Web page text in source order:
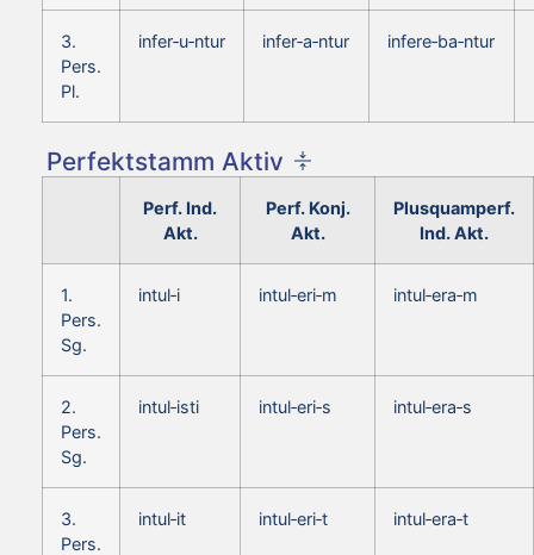
3.
Pers.
Pl.
infer‑u‑ntur infer‑a‑ntur infere‑ba‑ntur
Perfektstamm Aktiv
Perf. Ind.
Akt.
Perf. Konj.
Akt.
Plusquamperf.
Ind. Akt.
1.
Pers.
Sg.
intul‑i intul‑eri‑m intul‑era‑m
2.
Pers.
Sg.
intul‑isti intul‑eri‑s intul‑era‑s
3.
Pers.
intul‑it intul‑eri‑t intul‑era‑t